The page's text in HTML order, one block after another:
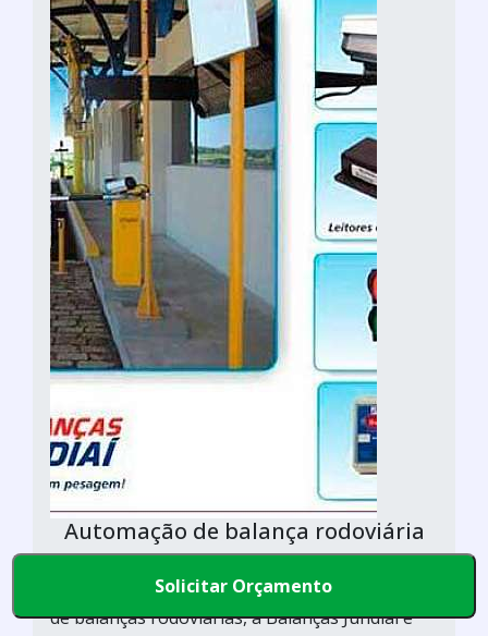
Automação de balança rodoviária
Balanças Jundiaí / São Paulo - SP
Sobre a automaçãoConsolidada no segmento
de balanças rodoviárias, a Balanças Jundiaí é
Solicitar Orçamento